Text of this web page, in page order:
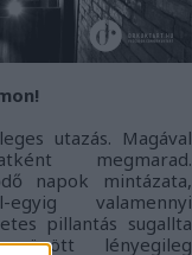
utazás. Magával
megmarad.
napok mintázata,
valamennyi
pillantás sugallta
lényegileg